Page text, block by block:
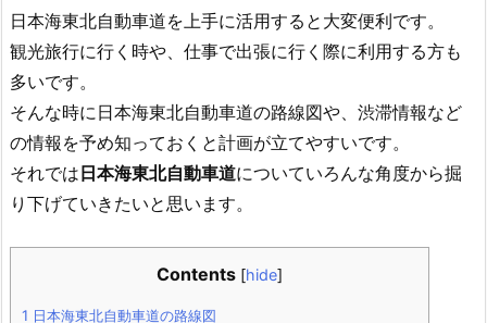
日本海東北自動車道を上手に活用すると大変便利です。
観光旅行に行く時や、仕事で出張に行く際に利用する方も
多いです。
そんな時に日本海東北自動車道の路線図や、渋滞情報など
の情報を予め知っておくと計画が立てやすいです。
それでは 日本海東北自動車道についていろんな角度から掘
り下げていきたいと思います。
Contents [hide]
1 日本海東北自動車道の路線図